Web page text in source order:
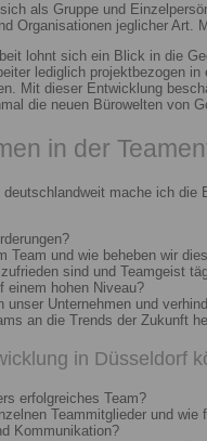
als Gruppe und
Organisationen jeglicher
lohnt sich ein Blick in die
lediglich projektbezogen
Mit dieser Entwicklung
die neuen Bürowelten von
in der
mache ich
Team und wie beheben wir
sind und Teamgeist
einem hohen Niveau?
unser Unternehmen und
an die Trends der Zukunft
in Düsseldorf
erfolgreiches Team?
Teammitglieder und wie
Kommunikation?